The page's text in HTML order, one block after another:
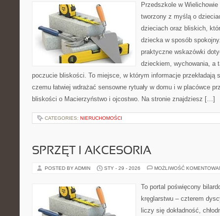
Przedszkole w
tworzony z myślą o
dzieciach oraz bliskich,
dziecka w sposób
praktyczne wskazówki
dzieckiem, wychowania, a
poczucie bliskości. To miejsce, w którym informacje przekładają
czemu łatwiej wdrażać sensowne rytuały w domu i w placówce
bliskości o Macierzyństwo i ojcostwo. Na stronie znajdziesz […]
CATEGORIES: NIERUCHOMOŚCI
SPRZĘT I AKCESORIA
POSTED BY ADMIN STY - 29 - 2026 MOŻLIWOŚĆ
To portal poświęcony
kręglarstwu – czterem
liczy się dokładność,